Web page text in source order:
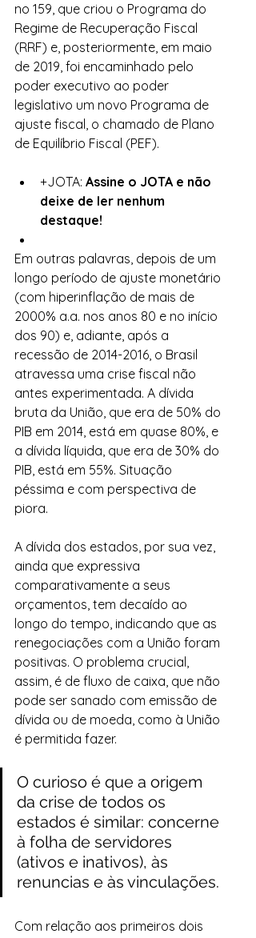
no 159, que criou o Programa do
Regime de Recuperação Fiscal
(RRF) e, posteriormente, em maio
de 2019, foi encaminhado pelo
poder executivo ao poder
legislativo um novo Programa de
ajuste fiscal, o chamado de Plano
de Equilíbrio Fiscal (PEF).
+JOTA: Assine o JOTA e não
deixe de ler nenhum
destaque!
Em outras palavras, depois de um
longo período de ajuste monetário
(com hiperinflação de mais de
2000% a.a. nos anos 80 e no início
dos 90) e, adiante, após a
recessão de 2014-2016, o Brasil
atravessa uma crise fiscal não
antes experimentada. A dívida
bruta da União, que era de 50% do
PIB em 2014, está em quase 80%, e
a dívida líquida, que era de 30% do
PIB, está em 55%. Situação
péssima e com perspectiva de
piora.
A dívida dos estados, por sua vez,
ainda que expressiva
comparativamente a seus
orçamentos, tem decaído ao
longo do tempo, indicando que as
renegociações com a União foram
positivas. O problema crucial,
assim, é de fluxo de caixa, que não
pode ser sanado com emissão de
dívida ou de moeda, como à União
é permitida fazer.
O curioso é que a origem
da crise de todos os
estados é similar: concerne
à folha de servidores
(ativos e inativos), às
renuncias e às vinculações.
Com relação aos primeiros dois